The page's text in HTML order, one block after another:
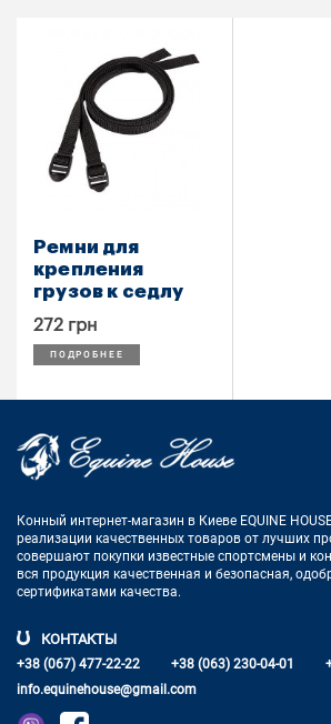
Ремни для
крепления
грузов к седлу
272 грн
ПОДРОБНЕЕ
Конный интернет-магазин в Киеве EQUINE
реализации качественных товаров от лучших
совершают покупки известные спортсмены и
вся продукция качественная и безопасная,
сертификатами качества.
КОНТАКТЫ
+38 (067) 477-22-22 +38 (063) 230-04-01
info.equinehouse@gmail.com